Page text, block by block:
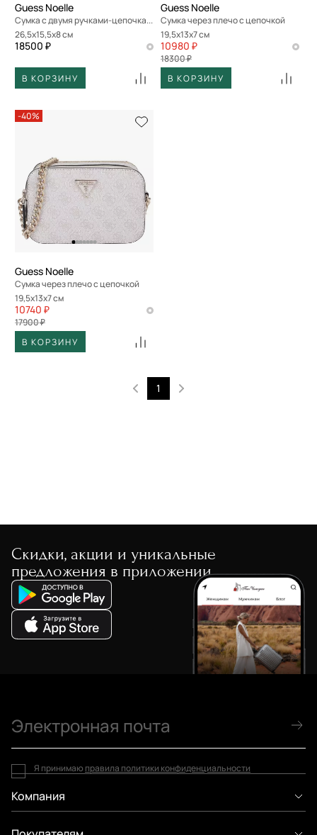
Guess Noelle
Сумка с двумя ручками-цепочками
26,5x15,5x8 см
18500 ₽
В КОРЗИНУ
Guess Noelle
Сумка через плечо с цепочкой
19,5x13x7 см
10980 ₽
18300 ₽
В КОРЗИНУ
-40%
Guess Noelle
Сумка через плечо с цепочкой
19,5x13x7 см
10740 ₽
17900 ₽
В КОРЗИНУ
1
Скидки, акции и уникальные
предложения в приложении
Компания
Я принимаю правила политики конфиденциальности